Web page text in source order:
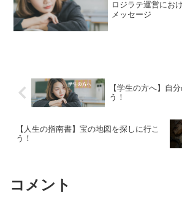
ロジラテ運営にお
メッセージ
【学生の方へ】自
う！
【人生の指南書】宝の地図を探しに行こ
う！
コメント